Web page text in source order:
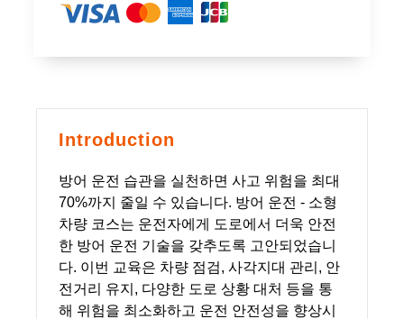
Introduction
방어 운전 습관을 실천하면 사고 위험을 최대
70%까지 줄일 수 있습니다. 방어 운전 - 소형
차량 코스는 운전자에게 도로에서 더욱 안전
한 방어 운전 기술을 갖추도록 고안되었습니
다. 이번 교육은 차량 점검, 사각지대 관리, 안
전거리 유지, 다양한 도로 상황 대처 등을 통
해 위험을 최소화하고 운전 안전성을 향상시